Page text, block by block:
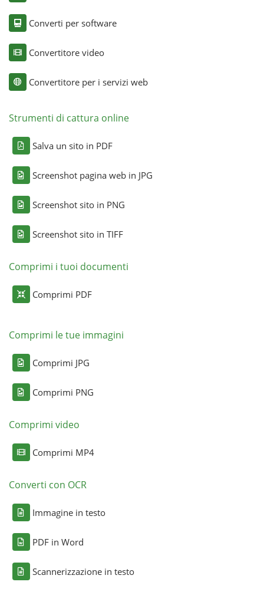
Converti per software
Convertitore video
Convertitore per i servizi web
Strumenti di cattura online
Salva un sito in PDF
Screenshot pagina web in JPG
Screenshot sito in PNG
Screenshot sito in TIFF
Comprimi i tuoi documenti
Comprimi PDF
Comprimi le tue immagini
Comprimi JPG
Comprimi PNG
Comprimi video
Comprimi MP4
Converti con OCR
Immagine in testo
PDF in Word
Scannerizzazione in testo